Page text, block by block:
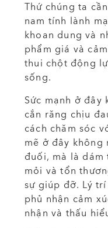
Thứ chúng ta
nam tính lành
khoan dung và
phẩm giá và
thui chột động
sống.
Sức mạnh ở
cắn răng chịu
cách chăm sóc
mẽ ở đây không
đuối, mà là dám
mỏi và tổn
sự giúp đỡ. Lý
phủ nhận cảm
nhận và thấu